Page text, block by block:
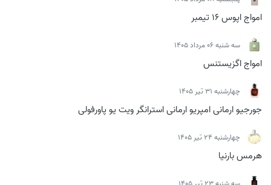
امواج اپوس 16 تیمبر
سه شنبه 06 مرداد 1405
امواج اگزیستنس
چهارشنبه 31 تیر 1405
جورجیو ارمانی امپریو ارمانی استرانگر ویت یو پاورفولی
چهارشنبه 24 تیر 1405
هرمس بارنیا